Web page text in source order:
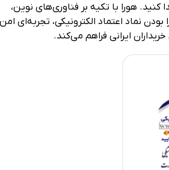
هورا با تکیه بر فناوری‌های نوین،
نماد اعتماد الکترونیکی، تجربه‌ای امن،
ایرانی فراهم می‌کند.